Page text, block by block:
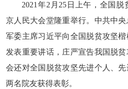
2021年2月25日上午，全国
京人民大会堂隆重举行。中共中
军委主席习近平向全国脱贫攻坚
发表重要讲话，庄严宣告我国脱
会还对全国脱贫攻坚先进个人、
两名院友获得表彰。